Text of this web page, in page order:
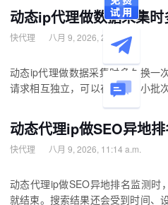
动态ip代理做数据采集
快代理 八月 9, 2026, 2:54 p.m.
动态ip代理做数据采集时多久换一
请求相互独立，可以在请求或小批
动态代理ip做SEO异地
快代理 八月 9, 2026, 11:14 a.m.
动态代理ip做SEO异地排名监测时
就结束。搜索结果还会受到时间、